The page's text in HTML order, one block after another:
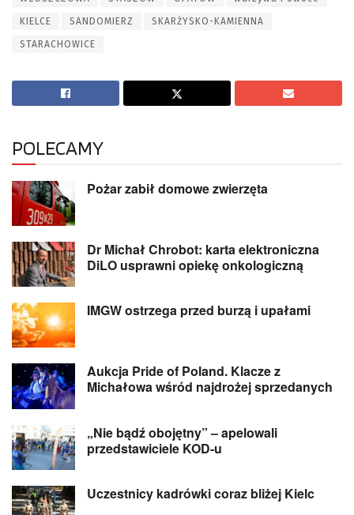
KIELCE SANDOMIERZ SKARŻYSKO-KAMIENNA
STARACHOWICE
POLECAMY
Pożar zabił domowe zwierzęta
Dr Michał Chrobot: karta elektroniczna
DiLO usprawni opiekę onkologiczną
IMGW ostrzega przed burzą i upałami
Aukcja Pride of Poland. Klacze z
Michałowa wśród najdrożej sprzedanych
„Nie bądź obojętny” – apelowali
przedstawiciele KOD-u
Uczestnicy kadrówki coraz bliżej Kielc